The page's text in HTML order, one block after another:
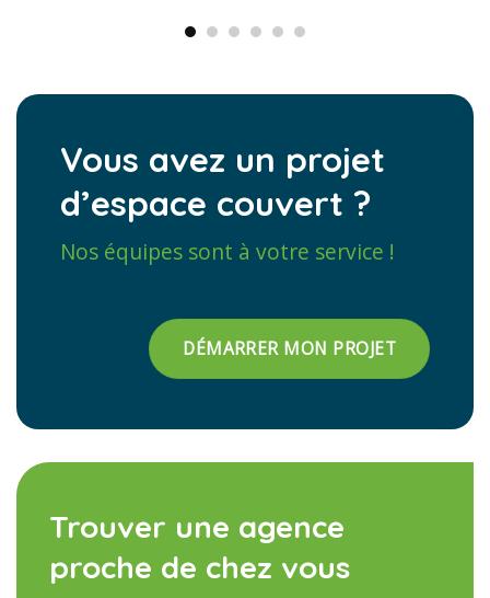
Vous avez un projet
d’espace couvert ?
Nos équipes sont à votre service !
DÉMARRER MON PROJET
Trouver une agence
proche de chez vous